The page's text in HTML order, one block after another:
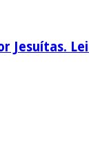
Jesuítas.